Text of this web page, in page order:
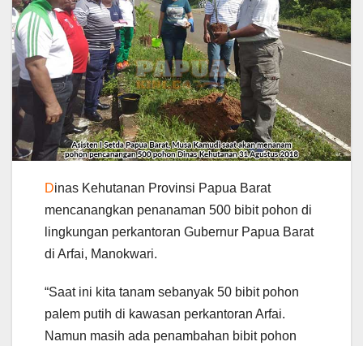
Dinas Kehutanan Provinsi Papua Barat
mencanangkan penanaman 500 bibit pohon di
lingkungan perkantoran Gubernur Papua Barat
di Arfai, Manokwari.
“Saat ini kita tanam sebanyak 50 bibit pohon
palem putih di kawasan perkantoran Arfai.
Namun masih ada penambahan bibit pohon